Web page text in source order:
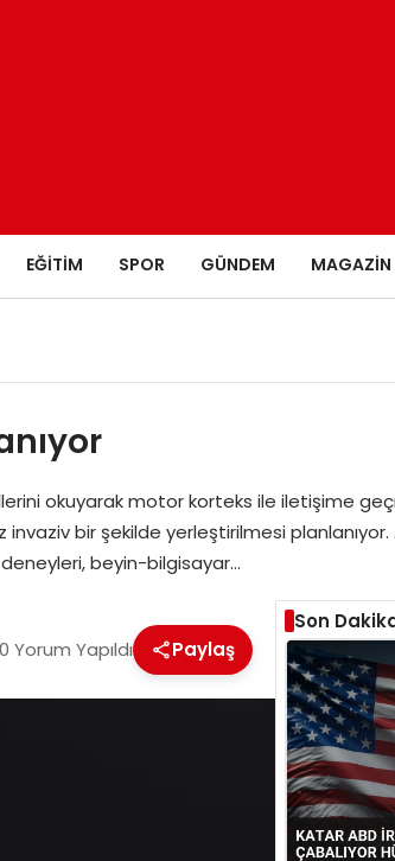
EĞITIM SPOR GÜNDEM MAGAZIN
okuyarak motor korteks ile iletişime
bir şekilde yerleştirilmesi planlanıyor.
deneyleri, beyin-bilgisayar…
0 Yorum Yapıldı Paylaş
Son